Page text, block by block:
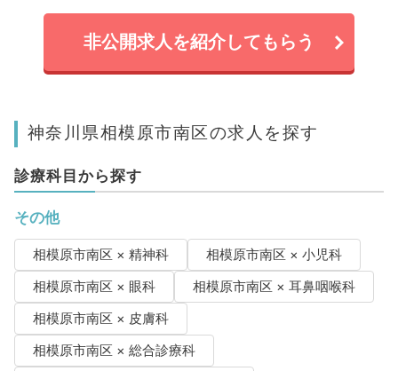
非公開求人を紹介してもらう
神奈川県相模原市南区の求人を探す
診療科目から探す
その他
相模原市南区 × 精神科
相模原市南区 × 小児科
相模原市南区 × 眼科
相模原市南区 × 耳鼻咽喉科
相模原市南区 × 皮膚科
相模原市南区 × 総合診療科